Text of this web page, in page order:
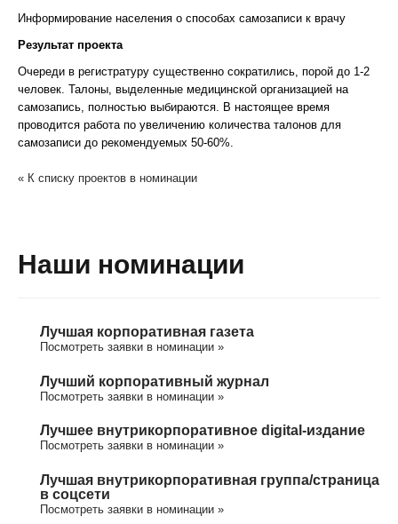
Информирование населения о способах самозаписи к врачу
Результат проекта
Очереди в регистратуру существенно сократились, порой до 1-2
человек. Талоны, выделенные медицинской организацией на
самозапись, полностью выбираются. В настоящее время
проводится работа по увеличению количества талонов для
самозаписи до рекомендуемых 50-60%.
« К списку проектов в номинации
Наши номинации
Лучшая корпоративная газета
Посмотреть заявки в номинации »
Лучший корпоративный журнал
Посмотреть заявки в номинации »
Лучшее внутрикорпоративное digital-издание
Посмотреть заявки в номинации »
Лучшая внутрикорпоративная группа/cтраница
в соцсети
Посмотреть заявки в номинации »